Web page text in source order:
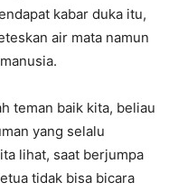
kabar duka itu,
air mata namun
teman baik kita, beliau
yang selalu
lihat, saat berjumpa
tidak bisa bicara